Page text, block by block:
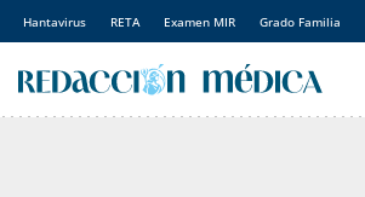
Hantavirus RETA Examen MIR Grado Familia